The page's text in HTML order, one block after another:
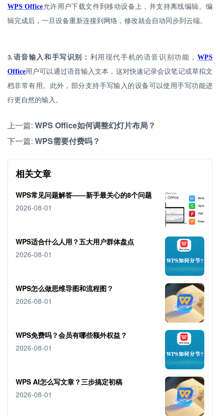
WPS Office 允许用户下载文件到移动设备上，并支持离线编辑。编
辑完成后，一旦设备重新连接到网络，修改就会自动同步到云端。
3. 语音输入和手写识别： 利用现代手机的语音识别功能，WPS
Office用户可以通过语音输入文本，这对快速记录会议笔记或草拟文
档非常有用。此外，部分支持手写输入的设备可以使用手写功能进
行更自然的输入。
上一篇: WPS Office如何调整幻灯片布局？
下一篇: WPS需要付费吗？
相关文章
WPS常见问题解答——新手最关心的8个问题
2026-08-01
WPS适合什么人用？五大用户群体盘点
2026-08-01
WPS怎么做思维导图和流程图？
2026-08-01
WPS免费吗？会员有哪些额外权益？
2026-08-01
WPS AI怎么写文章？三步搞定初稿
2026-08-01